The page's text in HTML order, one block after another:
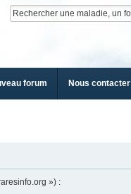
forum Nous contacter
») :